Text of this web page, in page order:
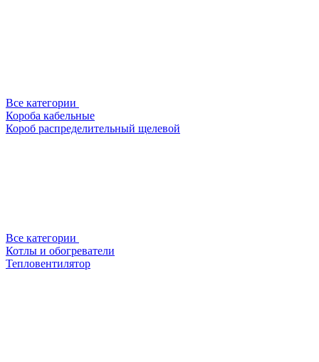
Все категории
Короба кабельные
Короб распределительный щелевой
Все категории
Котлы и обогреватели
Тепловентилятор